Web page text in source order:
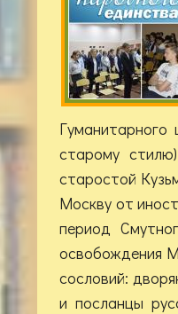
старому
старостой
Москву от
период
освобождения
сословий:
и посланцы